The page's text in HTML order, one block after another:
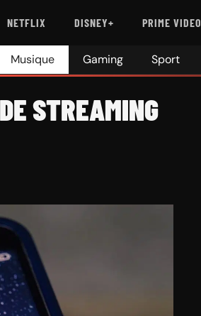
NETFLIX DISNEY+ PRIME VIDEO
Musique Gaming Sport
STREAMING